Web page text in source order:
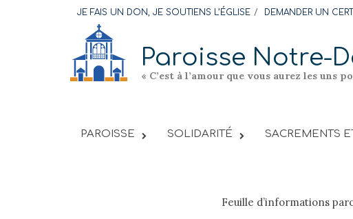
content
JE FAIS UN DON, JE SOUTIENS L’ÉGLISE DEMANDER UN
Paroisse Notre-
« C’est à l’amour que vous aurez les uns
PAROISSE SOLIDARITÉ SACREMENTS
Feuille d’informations